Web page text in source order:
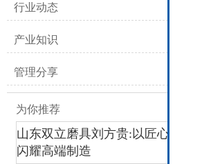
行业动态
产业知识
管理分享
为你推荐
山东双立磨具刘方贵:以匠心破垄
闪耀高端制造